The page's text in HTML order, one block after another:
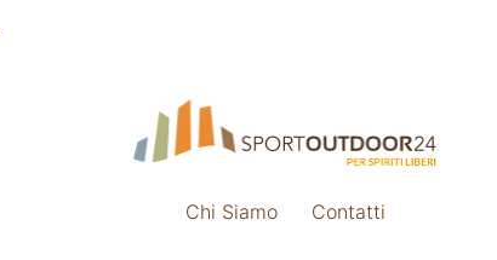
Chi Siamo Contatti